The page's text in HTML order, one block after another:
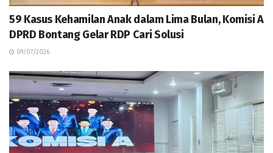
59 Kasus Kehamilan Anak dalam Lima Bulan, Komisi A
DPRD Bontang Gelar RDP Cari Solusi
09/07/2026